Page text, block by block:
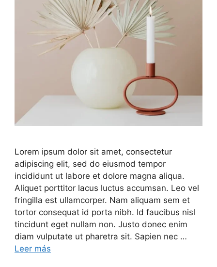
Lorem ipsum dolor sit amet, consectetur
adipiscing elit, sed do eiusmod tempor
incididunt ut labore et dolore magna aliqua.
Aliquet porttitor lacus luctus accumsan. Leo vel
fringilla est ullamcorper. Nam aliquam sem et
tortor consequat id porta nibh. Id faucibus nisl
tincidunt eget nullam non. Justo donec enim
diam vulputate ut pharetra sit. Sapien nec …
Leer más